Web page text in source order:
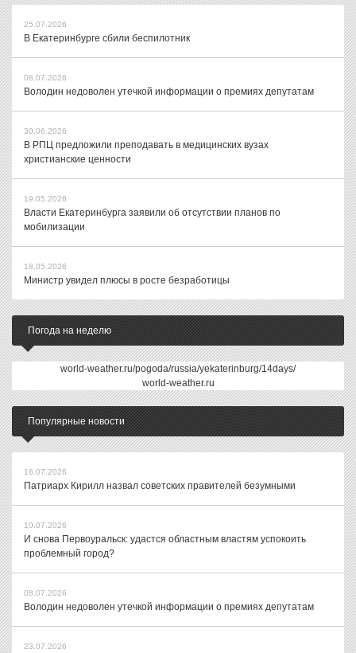
25.07.2026
В Екатеринбурге сбили беспилотник
08.07.2026
Володин недоволен утечкой информации о премиях депутатам
30.06.2026
В РПЦ предложили преподавать в медицинских вузах
христианские ценности
19.05.2026
Власти Екатеринбурга заявили об отсутствии планов по
мобилизации
18.05.2026
Министр увидел плюсы в росте безработицы
Погода на неделю
world-weather.ru/pogoda/russia/yekaterinburg/14days/
world-weather.ru
Популярные новости
16.07.2026
Патриарх Кирилл назвал советских правителей безумными
10.07.2026
И снова Первоуральск: удастся областным властям успокоить
проблемный город?
08.07.2026
Володин недоволен утечкой информации о премиях депутатам
23.07.2026